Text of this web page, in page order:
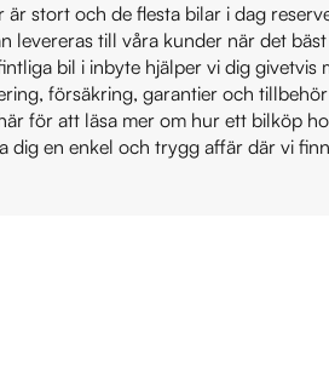
är stort och de flesta bilar i dag
levereras till våra kunder när det
bil i inbyte hjälper vi dig givetvis
försäkring, garantier och
för att läsa mer om hur ett bilköp
dig en enkel och trygg affär där vi